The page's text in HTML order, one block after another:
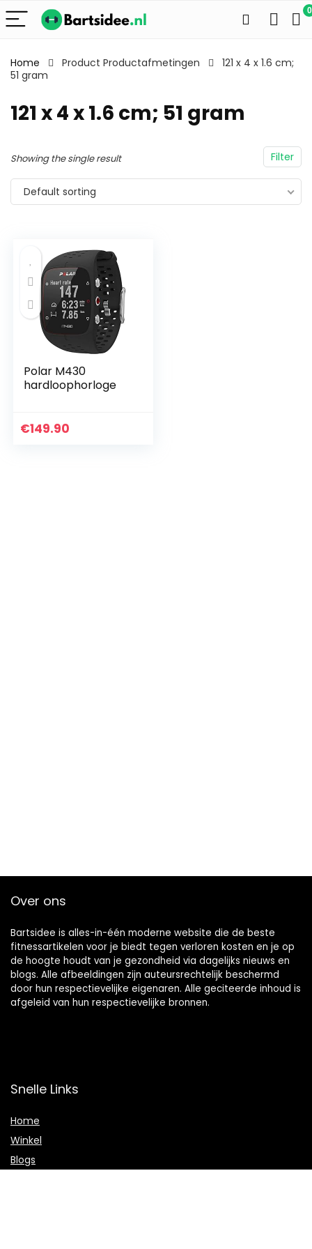
0
Home Product Productafmetingen
121 x 4 x 1.6 cm;
51 gram
121 x 4 x 1.6 cm; 51 gram
Filter
Showing the single result
Default sorting
Polar M430
hardloophorloge
€149.90
Over ons
Bartsidee is alles-in-één moderne website die de beste
fitnessartikelen voor je biedt tegen verloren kosten en je op
de hoogte houdt van je gezondheid via dagelijks nieuws en
blogs. Alle afbeeldingen zijn auteursrechtelijk beschermd
door hun respectievelijke eigenaren. Alle geciteerde inhoud is
afgeleid van hun respectievelijke bronnen.
Snelle Links
Home
Winkel
Blogs